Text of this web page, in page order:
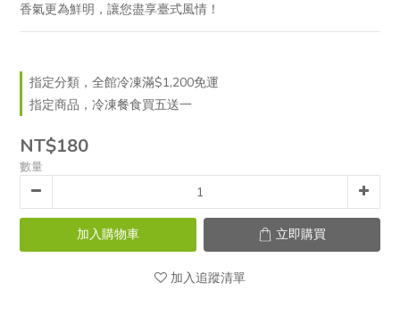
香氣更為鮮明，讓您盡享臺式風情！
指定分類，全館冷凍滿$1,200免運
指定商品，冷凍餐食買五送一
NT$180
數量
加入購物車 立即購買
加入追蹤清單